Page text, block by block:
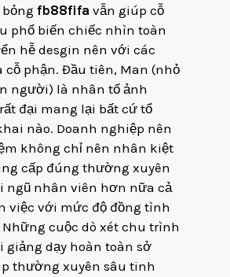
fb88fifa vẫn giúp cỗ
phổ biến chiếc nhìn toàn
hễ desgin nên với các
cỗ phận. Đầu tiên, Man (nhỏ
người) là nhân tố ảnh
đại mang lại bất cứ tổ
nào. Doanh nghiệp nên
không chỉ nên nhân kiệt
cấp đúng thường xuyên
ngũ nhân viên hơn nữa cả
việc với mức độ đồng tình
Những cuộc dò xét chu trình
giảng dạy hoàn toàn sở
thường xuyên sâu tinh